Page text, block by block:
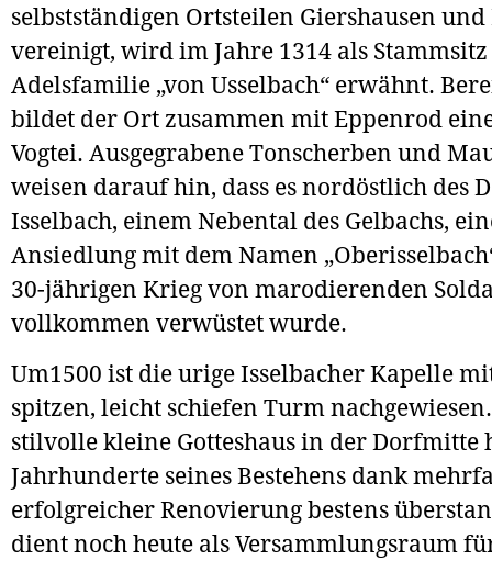
selbstständigen Ortsteilen Giershausen
vereinigt, wird im Jahre 1314 als
Adelsfamilie „von Usselbach“ erwähnt.
bildet der Ort zusammen mit Eppenrod
Vogtei. Ausgegrabene Tonscherben und
weisen darauf hin, dass es nordöstlich des
Isselbach, einem Nebental des Gelbachs,
Ansiedlung mit dem Namen
30-jährigen Krieg von marodierenden
vollkommen verwüstet wurde.
Um1500 ist die urige Isselbacher Kapelle
spitzen, leicht schiefen Turm
stilvolle kleine Gotteshaus in der Dorfmitte
Jahrhunderte seines Bestehens dank
erfolgreicher Renovierung bestens
dient noch heute als Versammlungsraum